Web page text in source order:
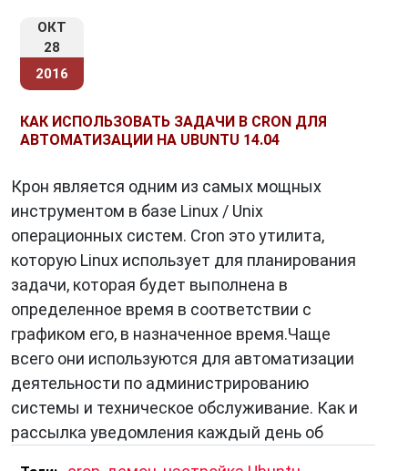
ОКТ
28
2016
КАК ИСПОЛЬЗОВАТЬ ЗАДАЧИ В CRON ДЛЯ
АВТОМАТИЗАЦИИ НА UBUNTU 14.04
Крон является одним из самых мощных
инструментом в базе Linux / Unix
операционных систем. Cron это утилита,
которую Linux использует для планирования
задачи, которая будет выполнена в
определенное время в соответствии с
графиком его, в назначенное время.Чаще
всего они используются для автоматизации
деятельности по администрированию
системы и техническое обслуживание. Как и
рассылка уведомления каждый день об